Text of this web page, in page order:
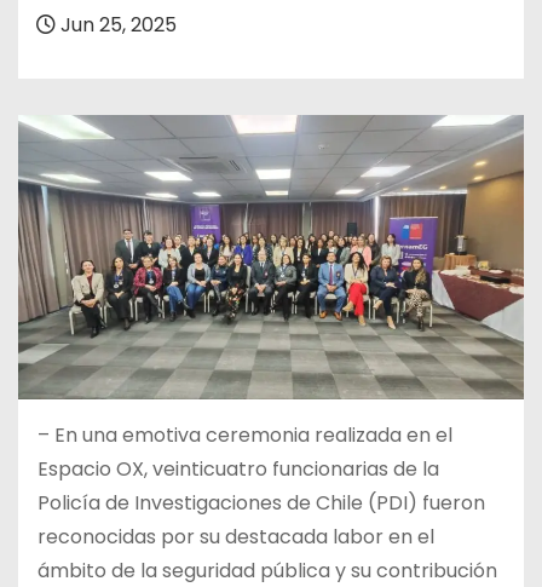
Jun 25, 2025
– En una emotiva ceremonia realizada en el
Espacio OX, veinticuatro funcionarias de la
Policía de Investigaciones de Chile (PDI) fueron
reconocidas por su destacada labor en el
ámbito de la seguridad pública y su contribución